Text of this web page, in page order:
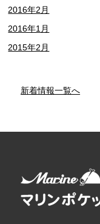
2016年2月
2016年1月
2015年2月
新着情報一覧へ